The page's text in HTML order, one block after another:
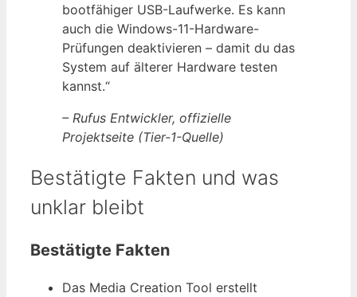
bootfähiger USB-Laufwerke. Es kann
auch die Windows-11-Hardware-
Prüfungen deaktivieren – damit du das
System auf älterer Hardware testen
kannst.“
– Rufus Entwickler, offizielle
Projektseite (Tier-1-Quelle)
Bestätigte Fakten und was
unklar bleibt
Bestätigte Fakten
Das Media Creation Tool erstellt